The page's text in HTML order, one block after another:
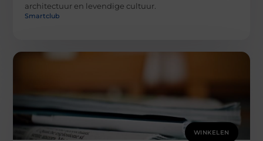
architectuur en levendige cultuur.
Smartclub
WINKELEN